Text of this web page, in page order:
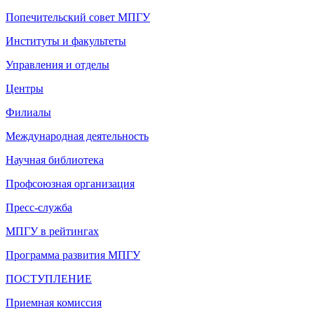
Попечительский совет МПГУ
Институты и факультеты
Управления и отделы
Центры
Филиалы
Международная деятельность
Научная библиотека
Профсоюзная организация
Пресс-служба
МПГУ в рейтингах
Программа развития МПГУ
ПОСТУПЛЕНИЕ
Приемная комиссия